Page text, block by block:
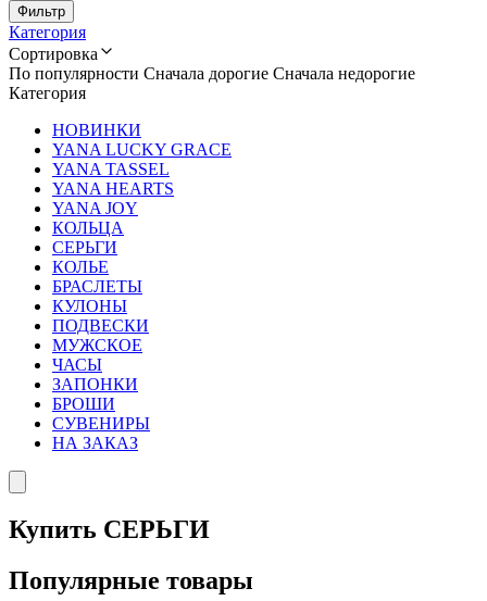
Фильтр
Категория
Сортировка
По популярности Сначала дорогие Сначала недорогие
Категория
НОВИНКИ
YANA LUCKY GRACE
YANA TASSEL
YANA HEARTS
YANA JOY
КОЛЬЦА
СЕРЬГИ
КОЛЬЕ
БРАСЛЕТЫ
КУЛОНЫ
ПОДВЕСКИ
МУЖСКОЕ
ЧАСЫ
ЗАПОНКИ
БРОШИ
СУВЕНИРЫ
НА ЗАКАЗ
Купить СЕРЬГИ
Популярные товары